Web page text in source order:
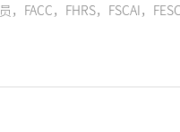
员，FACC，FHRS，FSCAI，